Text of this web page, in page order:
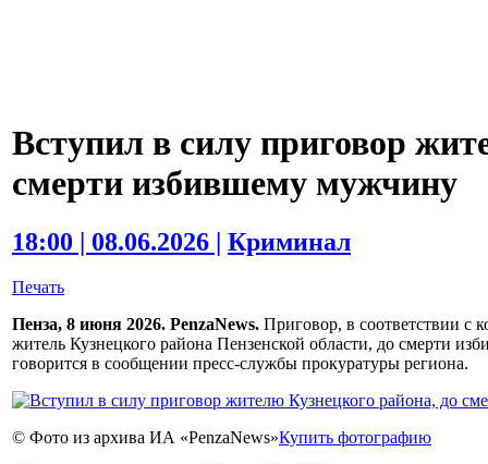
Вступил в силу приговор
смерти избившему мужчину
18:00 | 08.06.2026 | Криминал
Печать
Пенза, 8 июня 2026. PenzaNews. Приговор, в соответствии с
житель Кузнецкого района Пензенской области, до смерти
говорится в сообщении пресс-службы прокуратуры региона.
© Фото из архива ИА «PenzaNews»Купить фотографию